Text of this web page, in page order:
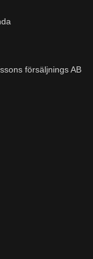
försäljnings AB